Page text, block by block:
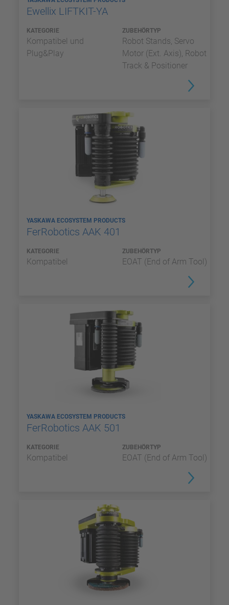
Ewellix LIFTKIT-YA
KATEGORIE
Kompatibel und
Plug&Play
ZUBEHÖRTYP
Robot Stands, Servo
Motor (Ext. Axis), Robot
Track & Positioner
YASKAWA ECOSYSTEM PRODUCTS
FerRobotics AAK 401
KATEGORIE
Kompatibel
ZUBEHÖRTYP
EOAT (End of Arm Tool)
YASKAWA ECOSYSTEM PRODUCTS
FerRobotics AAK 501
KATEGORIE
Kompatibel
ZUBEHÖRTYP
EOAT (End of Arm Tool)